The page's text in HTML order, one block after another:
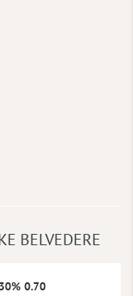
BELVEDERE
0.70